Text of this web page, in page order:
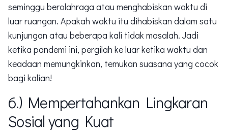
seminggu berolahraga atau menghabiskan waktu di
luar ruangan. Apakah waktu itu dihabiskan dalam satu
kunjungan atau beberapa kali tidak masalah. Jadi
ketika pandemi ini, pergilah ke luar ketika waktu dan
keadaan memungkinkan, temukan suasana yang cocok
bagi kalian!
6.) Mempertahankan Lingkaran
Sosial yang Kuat